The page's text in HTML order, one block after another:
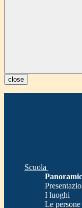
close
Scuola
I luoghi
Le persone